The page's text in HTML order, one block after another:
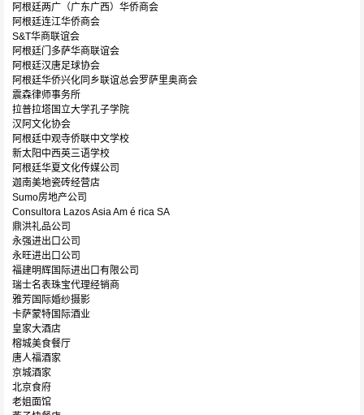
阿根廷两广（广东广西）华侨商会
阿根廷连江华侨商会
S&T华商联谊会
阿根廷门多萨华商联谊会
阿根廷汉唐足球协会
阿根廷华侨兴化同乡联谊总会罗萨里奥商会
震森律师事务所
拉普拉塔国立大学孔子学院
汉阿文化协会
阿根廷中观寺侨联中文学校
新太阳中西英三语学校
阿根廷华夏文化传媒公司
迦南美地瓷砖经营店
Sumo房地产公司
Consultora Lazos Asia Am é rica SA
鼎洪礼品公司
永强进出口公司
永旺进出口公司
福建明辉国际进出口有限公司
瑞士名表珠宝代理经销商
雅芳国际婚纱摄影
卡萨蒙特国际酒业
皇家大酒店
榕城美食餐厅
唐人福酒家
京城酒家
北京食府
老姐面馆